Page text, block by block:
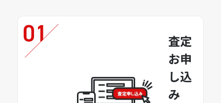
査定
お申
し込
み